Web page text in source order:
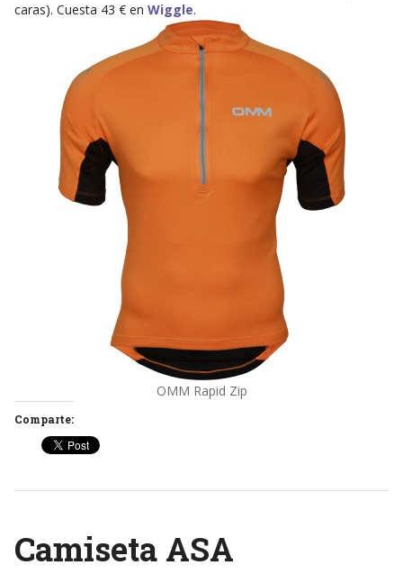
caras). Cuesta 43 € en Wiggle.
OMM Rapid Zip
Comparte:
Camiseta ASA